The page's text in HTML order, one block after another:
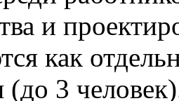
и
как
(до 3